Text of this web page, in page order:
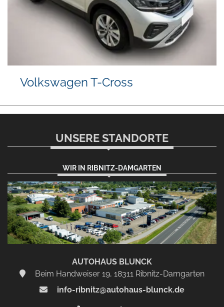
Volkswagen Golf
UNSERE STANDORTE
WIR IN RIBNITZ-DAMGARTEN
AUTOHAUS BLUNCK
Beim Handweiser 19, 18311 Ribnitz-Damgarten
info-ribnitz@autohaus-blunck.de